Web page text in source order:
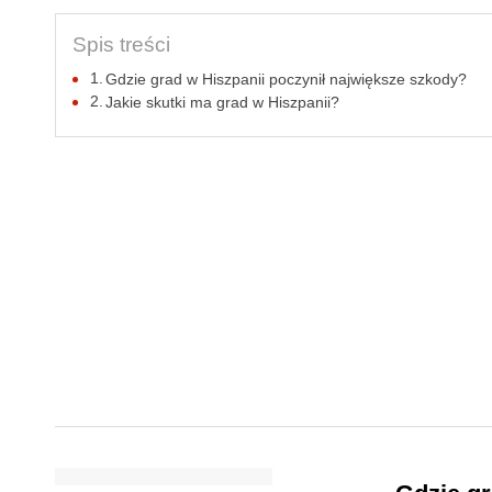
Spis treści
Gdzie grad w Hiszpanii poczynił największe szkody?
Jakie skutki ma grad w Hiszpanii?